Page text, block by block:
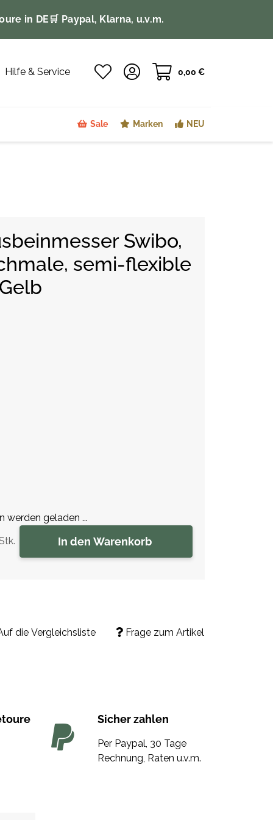
in DE 🛒 Paypal, Klarna, u.v.m.
Hilfe & Service 0,00 €
Sale Marken NEU
Swibo,
semi-flexible
In den Warenkorb
werden geladen ...
Frage zum Artikel
die Vergleichsliste
Sicher zahlen
Per Paypal, 30 Tage
Rechnung, Raten u.v.m.